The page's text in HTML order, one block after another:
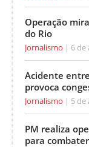
Operação
do Rio
Jornalismo 6 de
Acidente
provoca
Jornalismo 5 de
PM realiza
para